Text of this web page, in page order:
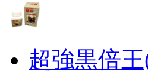
超強黒倍王